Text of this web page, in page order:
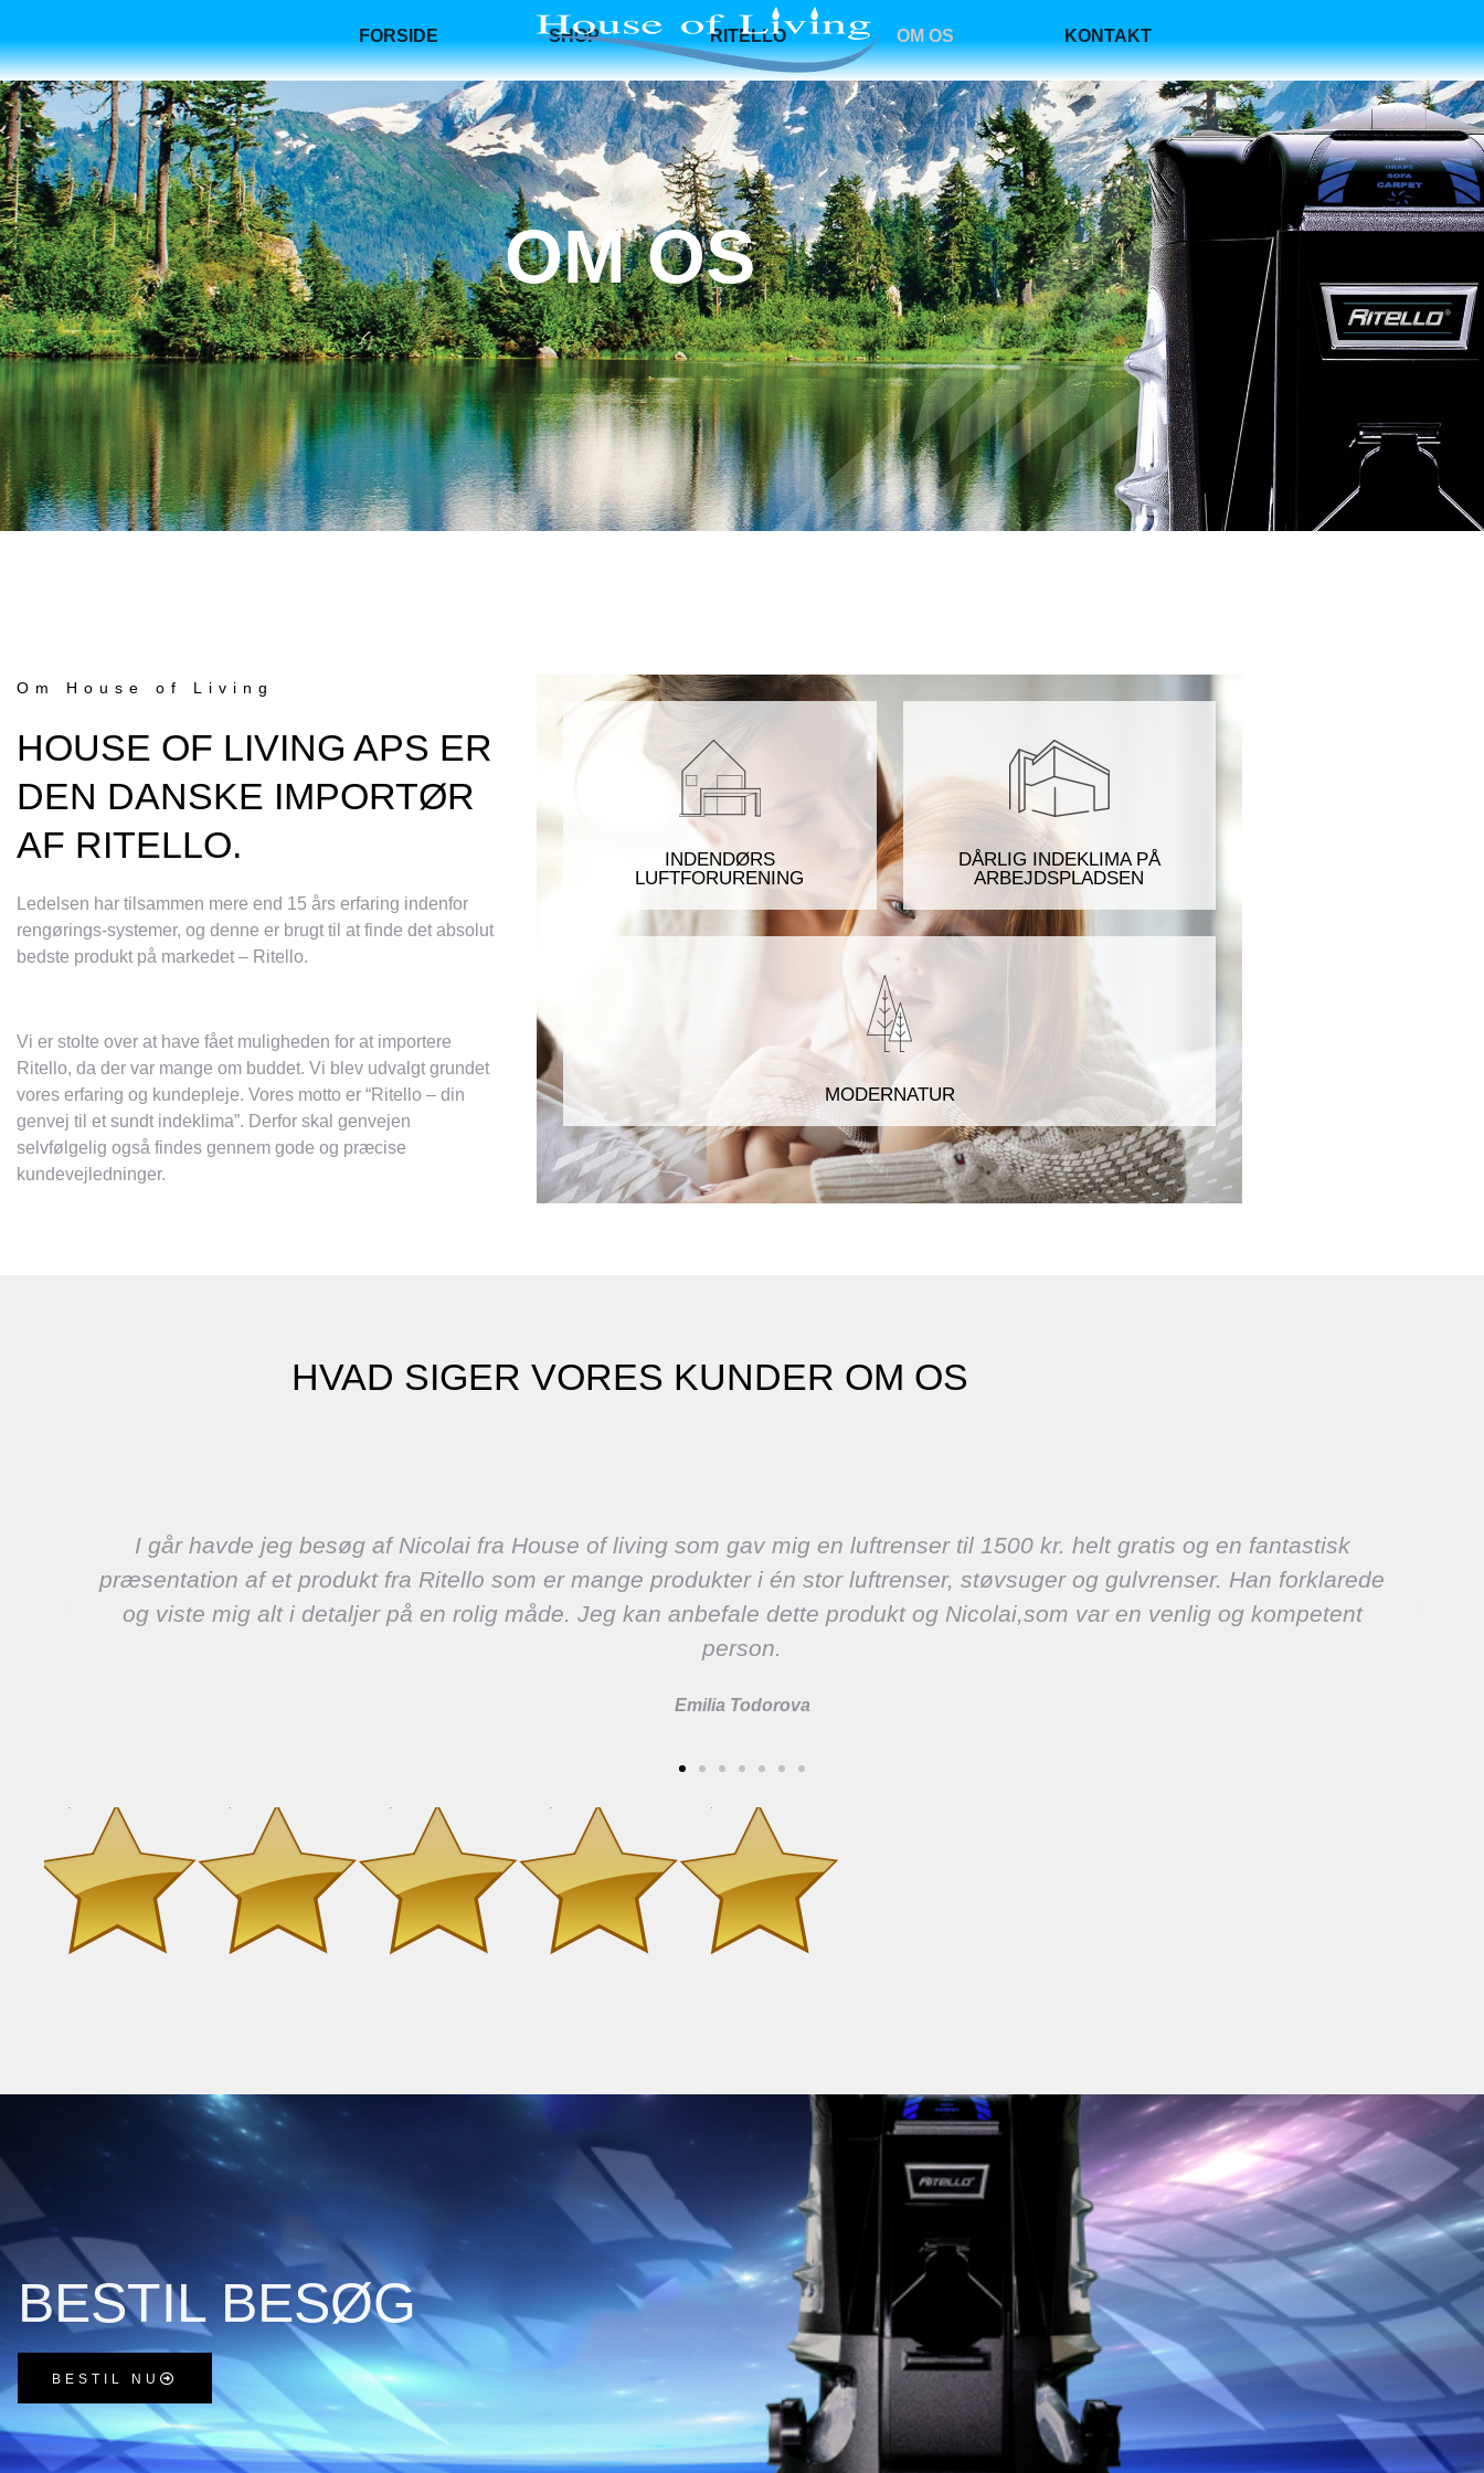
FORSIDE SHOP RITELLO OM OS KONTAKT
OM OS
Om House of Living
HOUSE OF LIVING APS ER
DEN DANSKE IMPORTØR
AF RITELLO.
Ledelsen har tilsammen mere end 15 års erfaring indenfor
rengørings-systemer, og denne er brugt til at finde det absolut
bedste produkt på markedet – Ritello.
Vi er stolte over at have fået muligheden for at importere
Ritello, da der var mange om buddet. Vi blev udvalgt grundet
vores erfaring og kundepleje. Vores motto er “Ritello – din
genvej til et sundt indeklima”. Derfor skal genvejen
selvfølgelig også findes gennem gode og præcise
kundevejledninger.
INDENDØRS
LUFTFORURENING
DÅRLIG INDEKLIMA PÅ
ARBEJDSPLADSEN
MODERNATUR
HVAD SIGER VORES KUNDER OM OS
I går havde jeg besøg af Nicolai fra House of living som gav mig en luftrenser til 1500 kr. helt gratis og en fantastisk
præsentation af et produkt fra Ritello som er mange produkter i én stor luftrenser, støvsuger og gulvrenser. Han forklarede
og viste mig alt i detaljer på en rolig måde. Jeg kan anbefale dette produkt og Nicolai,som var en venlig og kompetent
person.
Emilia Todorova
BESTIL BESØG
BESTIL NU